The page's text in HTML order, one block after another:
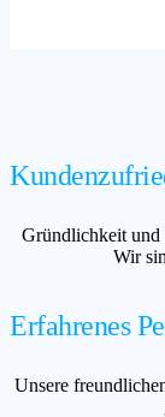
Gründlichkeit und
Wir
Erfahrenes
Unsere